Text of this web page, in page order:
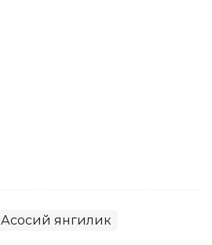
Асосий янгилик